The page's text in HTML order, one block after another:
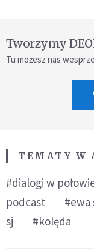
Tworzymy
Tu możesz nas
TEMATY W
#dialogi w
podcast
#ewa
sj
#kolęda